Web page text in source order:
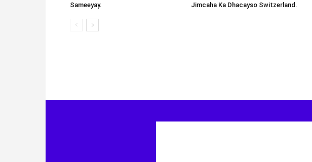
Sameeyay.
Jimcaha Ka Dhacayso Switzerland.